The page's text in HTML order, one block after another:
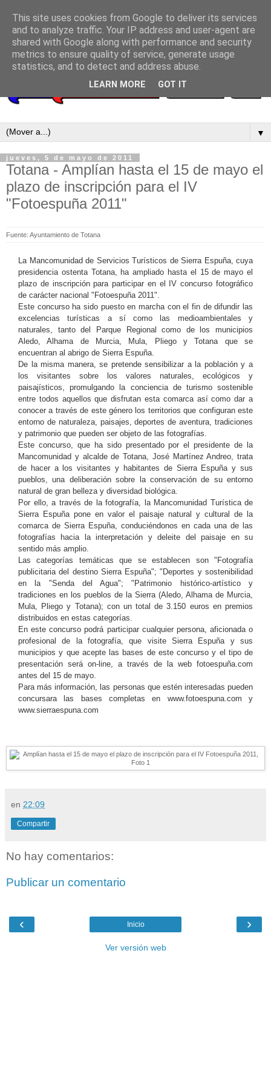
▼
jueves, 5 de mayo de 2011
Totana - Amplían hasta el 15 de mayo el
plazo de inscripción para el IV
"Fotoespuña 2011"
Fuente: Ayuntamiento de Totana
La Mancomunidad de Servicios Turísticos de Sierra Espuña, cuya
presidencia ostenta Totana, ha ampliado hasta el 15 de mayo el
plazo de inscripción para participar en el IV concurso fotográfico
de carácter nacional "Fotoespuña 2011".
Este concurso ha sido puesto en marcha con el fin de difundir las
excelencias turísticas a sí como las medioambientales y
naturales, tanto del Parque Regional como de los municipios
Aledo, Alhama de Murcia, Mula, Pliego y Totana que se
encuentran al abrigo de Sierra Espuña.
De la misma manera, se pretende sensibilizar a la población y a
los visitantes sobre los valores naturales, ecológicos y
paisajísticos, promulgando la conciencia de turismo sostenible
entre todos aquellos que disfrutan esta comarca así como dar a
conocer a través de este género los territorios que configuran este
entorno de naturaleza, paisajes, deportes de aventura, tradiciones
y patrimonio que pueden ser objeto de las fotografías.
Este concurso, que ha sido presentado por el presidente de la
Mancomunidad y alcalde de Totana, José Martínez Andreo, trata
de hacer a los visitantes y habitantes de Sierra Espuña y sus
pueblos, una deliberación sobre la conservación de su entorno
natural de gran belleza y diversidad biológica.
Por ello, a través de la fotografía, la Mancomunidad Turística de
Sierra Espuña pone en valor el paisaje natural y cultural de la
comarca de Sierra Espuña, conduciéndonos en cada una de las
fotografías hacia la interpretación y deleite del paisaje en su
sentido más amplio.
Las categorías temáticas que se establecen son "Fotografía
publicitaria del destino Sierra Espuña"; "Deportes y sostenibilidad
en la "Senda del Agua"; "Patrimonio histórico-artístico y
tradiciones en los pueblos de la Sierra (Aledo, Alhama de Murcia,
Mula, Pliego y Totana); con un total de 3.150 euros en premios
distribuidos en estas categorías.
En este concurso podrá participar cualquier persona, aficionada o
profesional de la fotografía, que visite Sierra Espuña y sus
municipios y que acepte las bases de este concurso y el tipo de
presentación será on-line, a través de la web fotoespuña.com
antes del 15 de mayo.
Para más información, las personas que estén interesadas pueden
concursara las bases completas en www.fotoespuna.com y
www.sierraespuna.com
en 22:09
Compartir
No hay comentarios:
Publicar un comentario
‹ ›
Inicio
Ver versión web
This site uses cookies from Google to deliver its services
and to analyze traffic. Your IP address and user-agent are
shared with Google along with performance and security
metrics to ensure quality of service, generate usage
statistics, and to detect and address abuse.
LEARN MORE GOT IT